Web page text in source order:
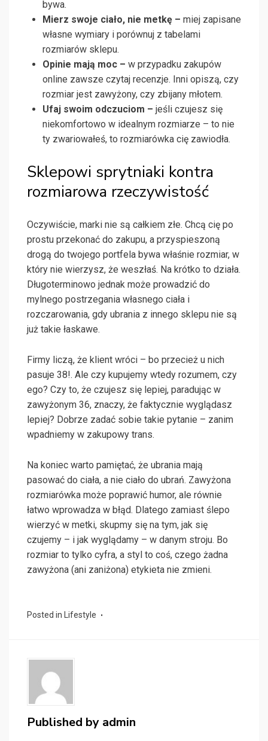
bywa.
Mierz swoje ciało, nie metkę – miej zapisane
własne wymiary i porównuj z tabelami
rozmiarów sklepu.
Opinie mają moc – w przypadku zakupów
online zawsze czytaj recenzje. Inni opiszą, czy
rozmiar jest zawyżony, czy zbijany młotem.
Ufaj swoim odczuciom – jeśli czujesz się
niekomfortowo w idealnym rozmiarze – to nie
ty zwariowałeś, to rozmiarówka cię zawiodła.
Sklepowi sprytniaki kontra
rozmiarowa rzeczywistość
Oczywiście, marki nie są całkiem złe. Chcą cię po
prostu przekonać do zakupu, a przyspieszoną
drogą do twojego portfela bywa właśnie rozmiar, w
który nie wierzysz, że weszłaś. Na krótko to działa.
Długoterminowo jednak może prowadzić do
mylnego postrzegania własnego ciała i
rozczarowania, gdy ubrania z innego sklepu nie są
już takie łaskawe.
Firmy liczą, że klient wróci – bo przecież u nich
pasuje 38!. Ale czy kupujemy wtedy rozumem, czy
ego? Czy to, że czujesz się lepiej, paradując w
zawyżonym 36, znaczy, że faktycznie wyglądasz
lepiej? Dobrze zadać sobie takie pytanie – zanim
wpadniemy w zakupowy trans.
Na koniec warto pamiętać, że ubrania mają
pasować do ciała, a nie ciało do ubrań. Zawyżona
rozmiarówka może poprawić humor, ale równie
łatwo wprowadza w błąd. Dlatego zamiast ślepo
wierzyć w metki, skupmy się na tym, jak się
czujemy – i jak wyglądamy – w danym stroju. Bo
rozmiar to tylko cyfra, a styl to coś, czego żadna
zawyżona (ani zaniżona) etykieta nie zmieni.
Posted in Lifestyle
Published by admin